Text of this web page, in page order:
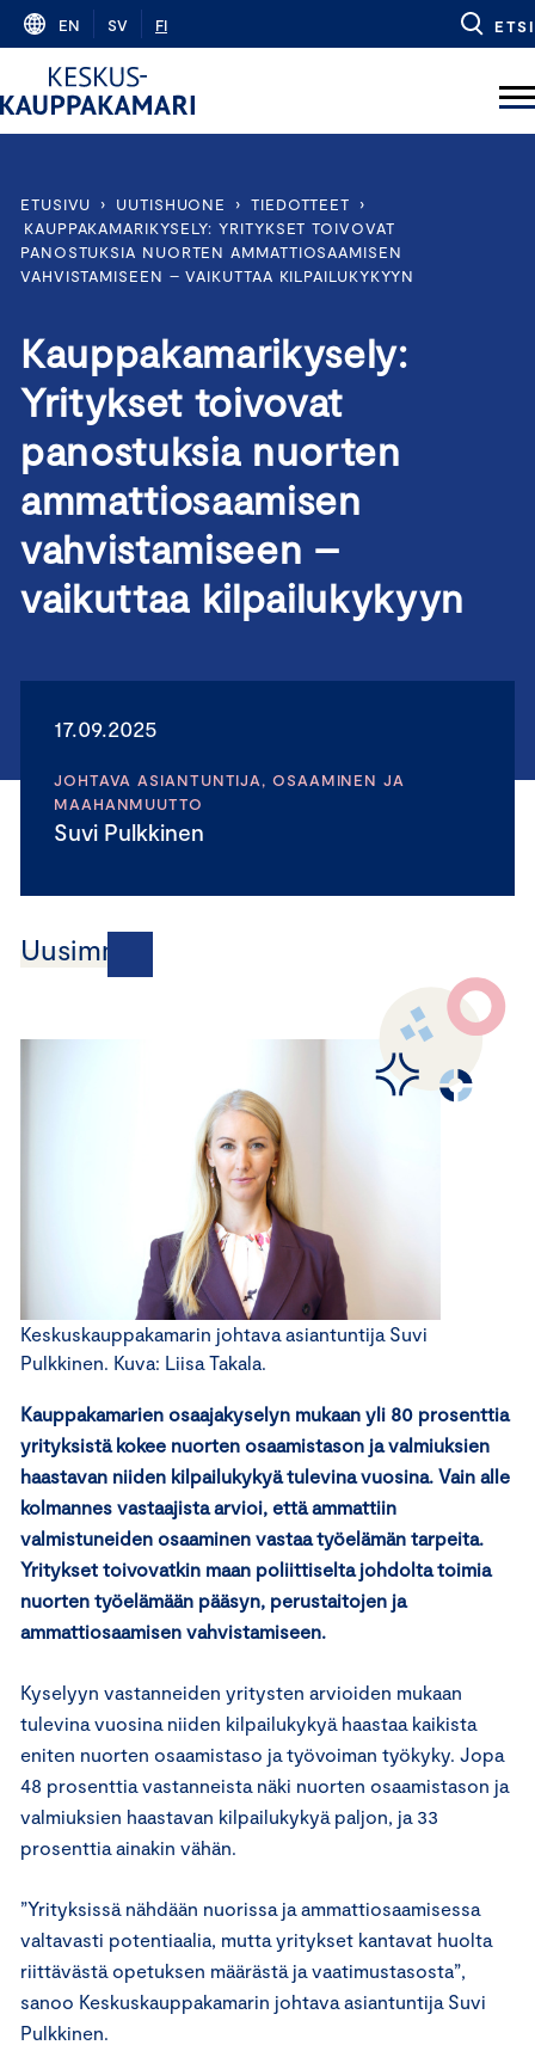
Skip
content
EN SV FI ETSI
ETUSIVU › UUTISHUONE › TIEDOTTEET
›
KAUPPAKAMARIKYSELY: YRITYKSET TOIVOVAT
PANOSTUKSIA NUORTEN AMMATTIOSAAMISEN
VAHVISTAMISEEN – VAIKUTTAA KILPAILUKYKYYN
Kauppakamarikysely:
Yritykset toivovat
panostuksia nuorten
ammattiosaamisen
vahvistamiseen –
vaikuttaa kilpailukykyyn
17.09.2025
JOHTAVA ASIANTUNTIJA, OSAAMINEN JA
MAAHANMUUTTO
Suvi Pulkkinen
Uusimmat
Keskuskauppakamarin johtava asiantuntija Suvi
Pulkkinen. Kuva: Liisa Takala.
Kauppakamarien osaajakyselyn mukaan yli 80 prosenttia
yrityksistä kokee nuorten osaamistason ja valmiuksien
haastavan niiden kilpailukykyä tulevina vuosina. Vain alle
kolmannes vastaajista arvioi, että ammattiin
valmistuneiden osaaminen vastaa työelämän tarpeita.
Yritykset toivovatkin maan poliittiselta johdolta toimia
nuorten työelämään pääsyn, perustaitojen ja
ammattiosaamisen vahvistamiseen.
Kyselyyn vastanneiden yritysten arvioiden mukaan
tulevina vuosina niiden kilpailukykyä haastaa kaikista
eniten nuorten osaamistaso ja työvoiman työkyky. Jopa
48 prosenttia vastanneista näki nuorten osaamistason ja
valmiuksien haastavan kilpailukykyä paljon, ja 33
prosenttia ainakin vähän.
”Yrityksissä nähdään nuorissa ja ammattiosaamisessa
valtavasti potentiaalia, mutta yritykset kantavat huolta
riittävästä opetuksen määrästä ja vaatimustasosta”,
sanoo Keskuskauppakamarin johtava asiantuntija Suvi
Pulkkinen.